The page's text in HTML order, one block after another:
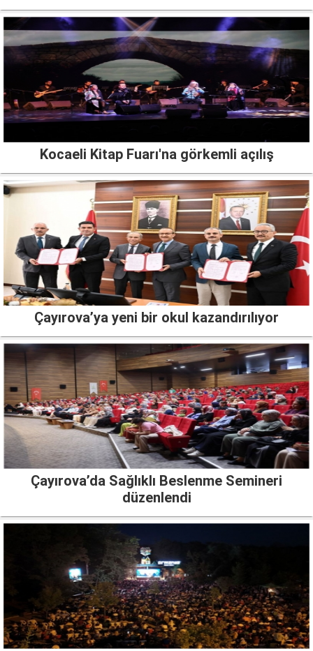
Kocaeli Kitap Fuarı'na görkemli açılış
Çayırova’ya yeni bir okul kazandırılıyor
Çayırova’da Sağlıklı Beslenme Semineri
düzenlendi